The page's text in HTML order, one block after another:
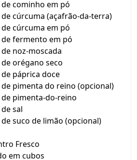
cominho em pó
cúrcuma (açafrão-da-terra)
cúrcuma em pó
fermento em pó
noz-moscada
orégano seco
páprica doce
pimenta do reino (opcional)
pimenta-do-reino
sal
suco de limão (opcional)
Fresco
em cubos